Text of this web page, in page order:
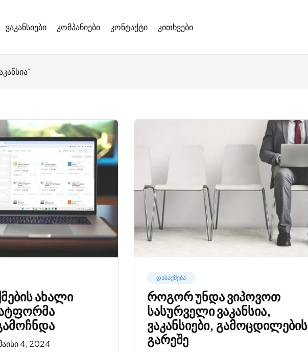
ვაკანსიები კომპანიები კონტაქტი კითხვები
ახალი
4, 2024
დასაქმება
როგორ უნდა ვიპოვოთ
სასურველი ვაკანსია,
ვაკანსიები, გამოცდილების
გარეშე